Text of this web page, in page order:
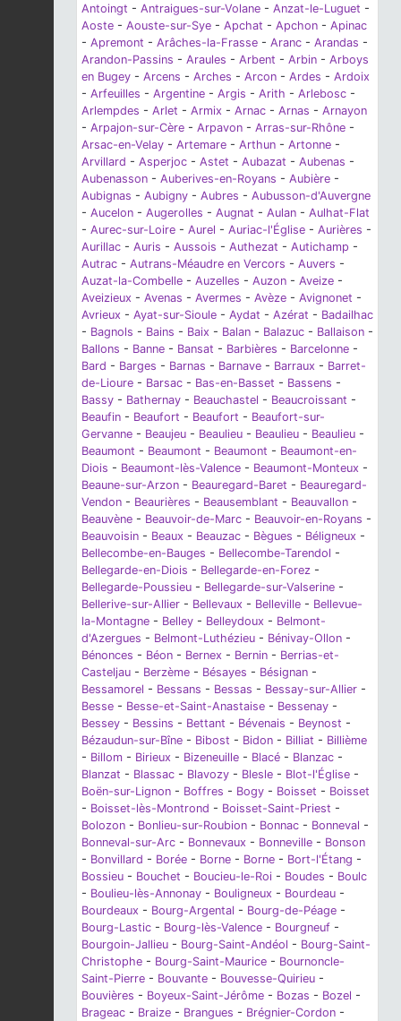
Antoingt - Antraigues-sur-Volane - Anzat-le-Luguet -
Aoste - Aouste-sur-Sye - Apchat - Apchon - Apinac
- Apremont - Arâches-la-Frasse - Aranc - Arandas -
Arandon-Passins - Araules - Arbent - Arbin - Arboys
en Bugey - Arcens - Arches - Arcon - Ardes - Ardoix
- Arfeuilles - Argentine - Argis - Arith - Arlebosc -
Arlempdes - Arlet - Armix - Arnac - Arnas - Arnayon
- Arpajon-sur-Cère - Arpavon - Arras-sur-Rhône -
Arsac-en-Velay - Artemare - Arthun - Artonne -
Arvillard - Asperjoc - Astet - Aubazat - Aubenas -
Aubenasson - Auberives-en-Royans - Aubière -
Aubignas - Aubigny - Aubres - Aubusson-d'Auvergne
- Aucelon - Augerolles - Augnat - Aulan - Aulhat-Flat
- Aurec-sur-Loire - Aurel - Auriac-l'Église - Aurières -
Aurillac - Auris - Aussois - Authezat - Autichamp -
Autrac - Autrans-Méaudre en Vercors - Auvers -
Auzat-la-Combelle - Auzelles - Auzon - Aveize -
Aveizieux - Avenas - Avermes - Avèze - Avignonet -
Avrieux - Ayat-sur-Sioule - Aydat - Azérat - Badailhac
- Bagnols - Bains - Baix - Balan - Balazuc - Ballaison -
Ballons - Banne - Bansat - Barbières - Barcelonne -
Bard - Barges - Barnas - Barnave - Barraux - Barret-
de-Lioure - Barsac - Bas-en-Basset - Bassens -
Bassy - Bathernay - Beauchastel - Beaucroissant -
Beaufin - Beaufort - Beaufort - Beaufort-sur-
Gervanne - Beaujeu - Beaulieu - Beaulieu - Beaulieu -
Beaumont - Beaumont - Beaumont - Beaumont-en-
Diois - Beaumont-lès-Valence - Beaumont-Monteux -
Beaune-sur-Arzon - Beauregard-Baret - Beauregard-
Vendon - Beaurières - Beausemblant - Beauvallon -
Beauvène - Beauvoir-de-Marc - Beauvoir-en-Royans -
Beauvoisin - Beaux - Beauzac - Bègues - Béligneux -
Bellecombe-en-Bauges - Bellecombe-Tarendol -
Bellegarde-en-Diois - Bellegarde-en-Forez -
Bellegarde-Poussieu - Bellegarde-sur-Valserine -
Bellerive-sur-Allier - Bellevaux - Belleville - Bellevue-
la-Montagne - Belley - Belleydoux - Belmont-
d'Azergues - Belmont-Luthézieu - Bénivay-Ollon -
Bénonces - Béon - Bernex - Bernin - Berrias-et-
Casteljau - Berzème - Bésayes - Bésignan -
Bessamorel - Bessans - Bessas - Bessay-sur-Allier -
Besse - Besse-et-Saint-Anastaise - Bessenay -
Bessey - Bessins - Bettant - Bévenais - Beynost -
Bézaudun-sur-Bîne - Bibost - Bidon - Billiat - Billième
- Billom - Birieux - Bizeneuille - Blacé - Blanzac -
Blanzat - Blassac - Blavozy - Blesle - Blot-l'Église -
Boën-sur-Lignon - Boffres - Bogy - Boisset - Boisset
- Boisset-lès-Montrond - Boisset-Saint-Priest -
Bolozon - Bonlieu-sur-Roubion - Bonnac - Bonneval -
Bonneval-sur-Arc - Bonnevaux - Bonneville - Bonson
- Bonvillard - Borée - Borne - Borne - Bort-l'Étang -
Bossieu - Bouchet - Boucieu-le-Roi - Boudes - Boulc
- Boulieu-lès-Annonay - Bouligneux - Bourdeau -
Bourdeaux - Bourg-Argental - Bourg-de-Péage -
Bourg-Lastic - Bourg-lès-Valence - Bourgneuf -
Bourgoin-Jallieu - Bourg-Saint-Andéol - Bourg-Saint-
Christophe - Bourg-Saint-Maurice - Bournoncle-
Saint-Pierre - Bouvante - Bouvesse-Quirieu -
Bouvières - Boyeux-Saint-Jérôme - Bozas - Bozel -
Brageac - Braize - Brangues - Brégnier-Cordon -